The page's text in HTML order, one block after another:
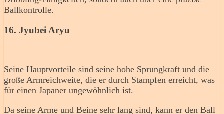
Ballkontrolle.
16. Jyubei Aryu
Seine Hauptvorteile sind seine hohe Sprungkraft und die
große Armreichweite, die er durch Stampfen erreicht, was
für einen Japaner ungewöhnlich ist.
Da seine Arme und Beine sehr lang sind, kann er den Ball